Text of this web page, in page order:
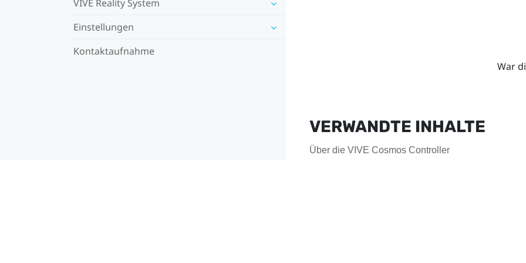
VIVE Reality System
Einstellungen
Kontaktaufnahme
War
VERWANDTE INHALTE
Über die VIVE Cosmos Controller